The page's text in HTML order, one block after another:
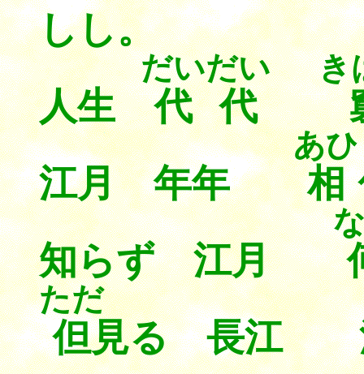
しし。
人生代代
だいだい き
江月 年年相
あひ
知らず 江月
但
ただ
見る 長江 流